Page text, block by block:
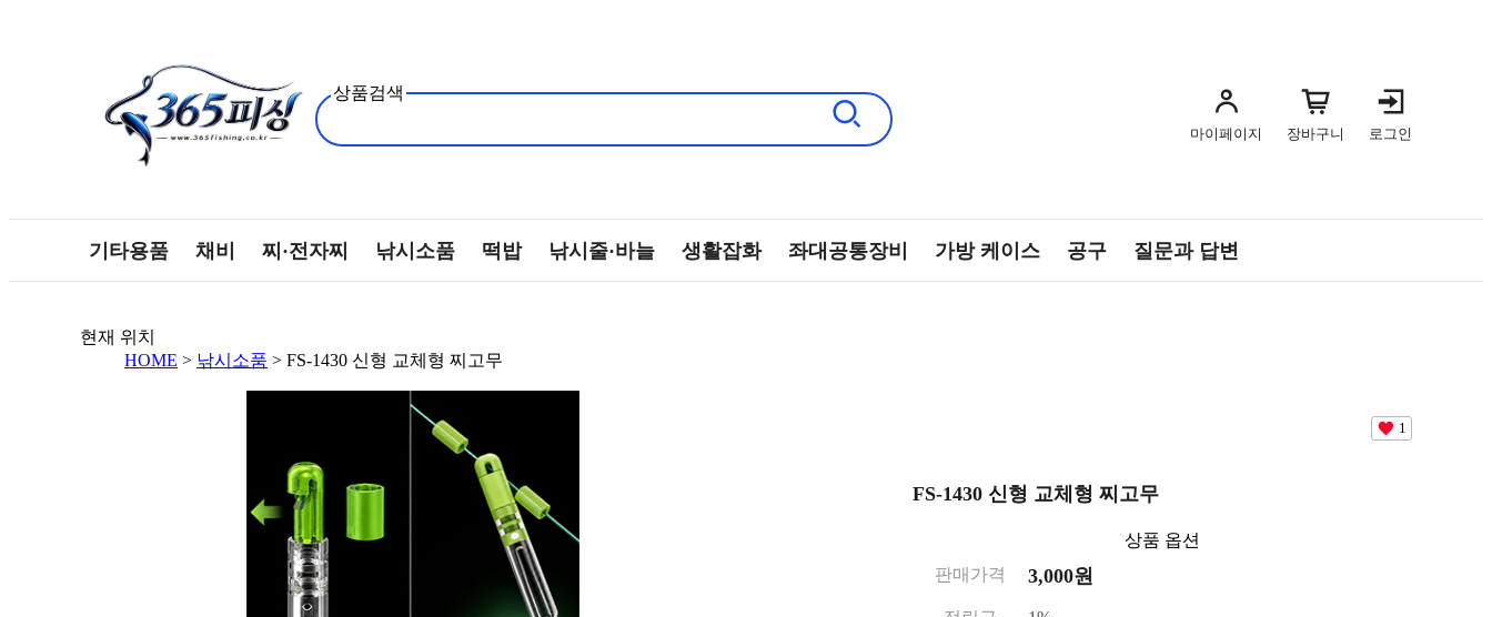
상품검색
마이페이지 장바구니 로그인
기타용품 채비 찌·전자찌 낚시소품 떡밥 낚시줄·바늘 생활잡화 좌대공통장비 가방 케이스 공구 질문과 답변
현재 위치
HOME > 낚시소품 > FS-1430 신형 교체형 찌고무
1
FS-1430 신형 교체형 찌고무
상품 옵션
판매가격
3,000원